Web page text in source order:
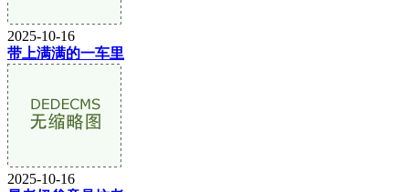
2025-10-16
带上满满的一车里
2025-10-16